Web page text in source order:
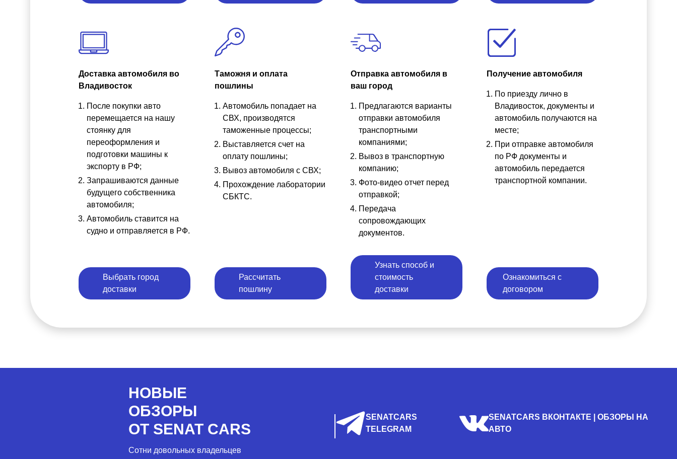
Доставка автомобиля во
Владивосток
После покупки авто
перемещается на нашу
стоянку для
переоформления и
подготовки машины к
экспорту в РФ;
Запрашиваются данные
будущего собственника
автомобиля;
Автомобиль ставится на
судно и отправляется в РФ.
Выбрать город
доставки
Таможня и оплата
пошлины
Автомобиль попадает на
СВХ, производятся
таможенные процессы;
Выставляется счет на
оплату пошлины;
Вывоз автомобиля с СВХ;
Прохождение лаборатории
СБКТС.
Рассчитать
пошлину
Отправка автомобиля в
ваш город
Предлагаются варианты
отправки автомобиля
транспортными
компаниями;
Вывоз в транспортную
компанию;
Фото-видео отчет перед
отправкой;
Передача
сопровождающих
документов.
Узнать способ и
стоимость
доставки
Получение автомобиля
По приезду лично в
Владивосток, документы и
автомобиль получаются на
месте;
При отправке автомобиля
по РФ документы и
автомобиль передается
транспортной компании.
Ознакомиться с
договором
НОВЫЕ
ОБЗОРЫ
ОТ SENAT CARS
Сотни довольных владельцев
SENATCARS
TELEGRAM
SENATCARS ВКОНТАКТЕ | ОБЗОРЫ НА
АВТО